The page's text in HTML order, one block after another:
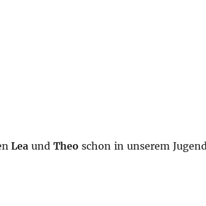
Lea undTheo schon in unserem
in Neuhausen auf den Fildern“